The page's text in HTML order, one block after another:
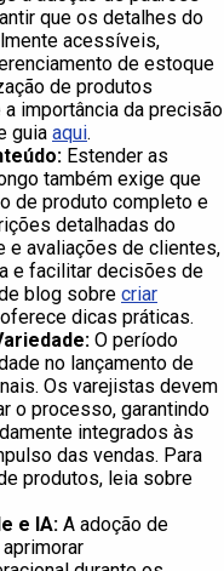
que os detalhes do
acessíveis,
de estoque
de produtos
importância da precisão
guia aqui.
Estender as
também exige que
de produto completo e
detalhadas do
e avaliações de clientes,
e facilitar decisões de
blog sobre criar
oferece dicas práticas.
O período
no lançamento de
Os varejistas devem
o processo, garantindo
integrados às
das vendas. Para
produtos, leia sobre
e IA: A adoção de